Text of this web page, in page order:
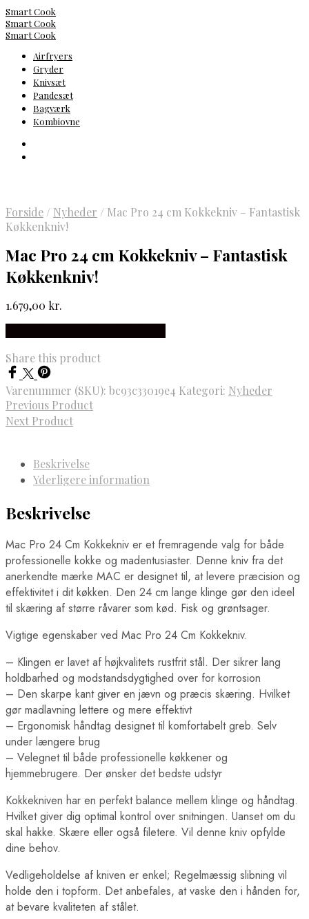
Smart Cook
Smart Cook
Smart Cook
Airfryers
Gryder
Knivsæt
Pandesæt
Bagværk
Kombiovne
Forside / Nyheder / Mac Pro 24 cm Kokkekniv – Fantastisk
Køkkenkniv!
Mac Pro 24 cm Kokkekniv – Fantastisk
Køkkenkniv!
1.679,00 kr.
Share this product
Varenummer (SKU): bc93c33019e4 Kategori: Nyheder
Previous Product
Next Product
Beskrivelse
Yderligere information
Beskrivelse
Mac Pro 24 Cm Kokkekniv er et fremragende valg for både
professionelle kokke og madentusiaster. Denne kniv fra det
anerkendte mærke MAC er designet til, at levere præcision og
effektivitet i dit køkken. Den 24 cm lange klinge gør den ideel
til skæring af større råvarer som kød. Fisk og grøntsager.
Vigtige egenskaber ved Mac Pro 24 Cm Kokkekniv.
– Klingen er lavet af højkvalitets rustfrit stål. Der sikrer lang
holdbarhed og modstandsdygtighed over for korrosion
– Den skarpe kant giver en jævn og præcis skæring. Hvilket
gør madlavning lettere og mere effektivt
– Ergonomisk håndtag designet til komfortabelt greb. Selv
under længere brug
– Velegnet til både professionelle køkkener og
hjemmebrugere. Der ønsker det bedste udstyr
Kokkekniven har en perfekt balance mellem klinge og håndtag.
Hvilket giver dig optimal kontrol over snitningen. Uanset om du
skal hakke. Skære eller også filetere. Vil denne kniv opfylde
dine behov.
Vedligeholdelse af kniven er enkel; Regelmæssig slibning vil
holde den i topform. Det anbefales, at vaske den i hånden for,
at bevare kvaliteten af stålet.